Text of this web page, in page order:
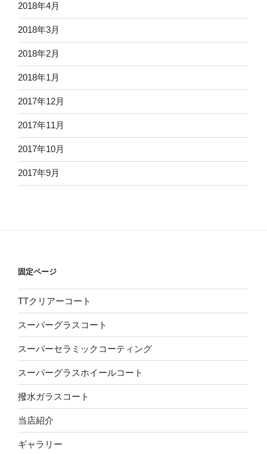
2018年4月
2018年3月
2018年2月
2018年1月
2017年12月
2017年11月
2017年10月
2017年9月
固定ページ
TTクリアーコート
スーパーグラスコート
スーパーセラミックコーティング
スーパーグラスホイールコート
撥水ガラスコート
当店紹介
ギャラリー